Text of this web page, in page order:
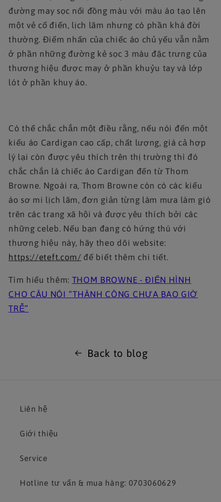
đường may sọc nổi đồng màu với màu áo tạo lên
một vẻ cổ điển, lịch lãm nhưng có phần khá đời
thường. Điểm nhấn của chiếc áo chủ yếu vẫn nằm
ở phần những đường kẻ sọc 3 màu đặc trưng của
thương hiệu được may ở phần khuỷu tay và lớp
lót ở phần khuy áo.
Có thể chắc chắn một điều rằng, nếu nói đến một
kiểu áo Cardigan cao cấp, chất lượng, giá cả hợp
lý lại còn được yêu thích trên thị trường thì đó
chắc chắn là chiếc áo Cardigan đến từ Thom
Browne. Ngoài ra, Thom Browne còn có các kiểu
áo sơ mi lịch lãm, đơn giản từng làm mưa làm gió
trên các trang xã hội và được yêu thích bởi các
những celeb. Nếu bạn đang có hứng thú với
thương hiệu này, hãy theo dõi website:
https://eteft.com/ để biết thêm chi tiết.
Tìm hiểu thêm: THOM BROWNE - ĐIỂN HÌNH
CHO CÂU NÓI “THÀNH CÔNG CHƯA BAO GIỜ
TRỄ”
Back to blog
Liên hệ
Giới thiệu
Service
Hotline tư vấn & mua hàng: 0703060629